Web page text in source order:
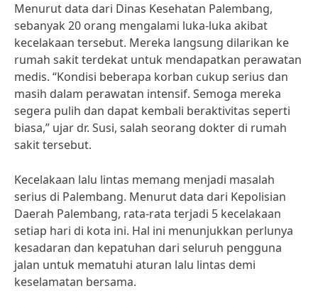
Menurut data dari Dinas Kesehatan Palembang,
sebanyak 20 orang mengalami luka-luka akibat
kecelakaan tersebut. Mereka langsung dilarikan ke
rumah sakit terdekat untuk mendapatkan perawatan
medis. “Kondisi beberapa korban cukup serius dan
masih dalam perawatan intensif. Semoga mereka
segera pulih dan dapat kembali beraktivitas seperti
biasa,” ujar dr. Susi, salah seorang dokter di rumah
sakit tersebut.
Kecelakaan lalu lintas memang menjadi masalah
serius di Palembang. Menurut data dari Kepolisian
Daerah Palembang, rata-rata terjadi 5 kecelakaan
setiap hari di kota ini. Hal ini menunjukkan perlunya
kesadaran dan kepatuhan dari seluruh pengguna
jalan untuk mematuhi aturan lalu lintas demi
keselamatan bersama.